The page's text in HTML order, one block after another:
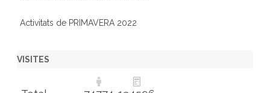
Activitats de PRIMAVERA 2022
VISITES